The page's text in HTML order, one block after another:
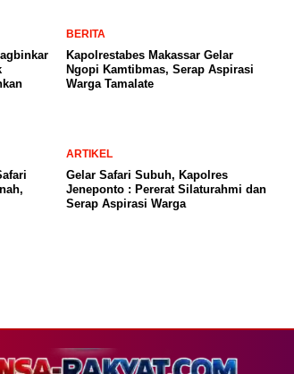
BERITA
Kapolrestabes Makassar Gelar
Ngopi Kamtibmas, Serap Aspirasi
Warga Tamalate
ARTIKEL
Gelar Safari Subuh, Kapolres
Jeneponto : Pererat Silaturahmi dan
Serap Aspirasi Warga